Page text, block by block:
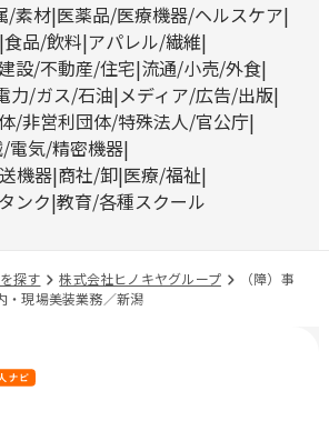
/素材 医薬品/医療機器/ヘルスケア
食品/飲料 アパレル/繊維
設/不動産/住宅 流通/小売/外食
力/ガス/石油 メディア/広告/出版
/非営利団体/特殊法人/官公庁
電気/精密機器
機器 商社/卸 医療/福祉
ンク 教育/各種スクール
探す 株式会社ヒノキヤグループ
（障）事
・現場美装業務／新潟